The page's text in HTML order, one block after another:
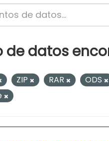
de datos
ZIP RAR ODS